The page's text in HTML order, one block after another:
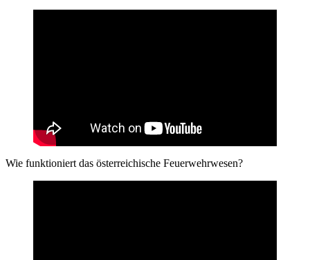
Wie funktioniert das österreichische Feuerwehrwesen?